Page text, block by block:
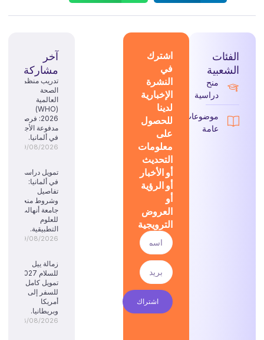
الفئات
الشعبية
منح
دراسية
موضوعات
عامة
اشترك
في
النشرة
الإخبارية
لدينا
للحصول
على
معلومات
التحديث
أو الأخبار
أو الرؤية
أو
العروض
الترويجية
اشتراك
آخر
مشاركة
تدريب منظمة
الصحة
العالمية
(WHO)
2026: فرصة
مدفوعة الأجر
في ألمانيا.
09/08/2026
تمويل دراسي
في ألمانيا:
تفاصيل
وشروط منحة
جامعة أنهالت
للعلوم
التطبيقية.
09/08/2026
زمالة ييل
تمويل كامل
للسفر إلى
أمريكا
وبريطانيا.
08/08/2026